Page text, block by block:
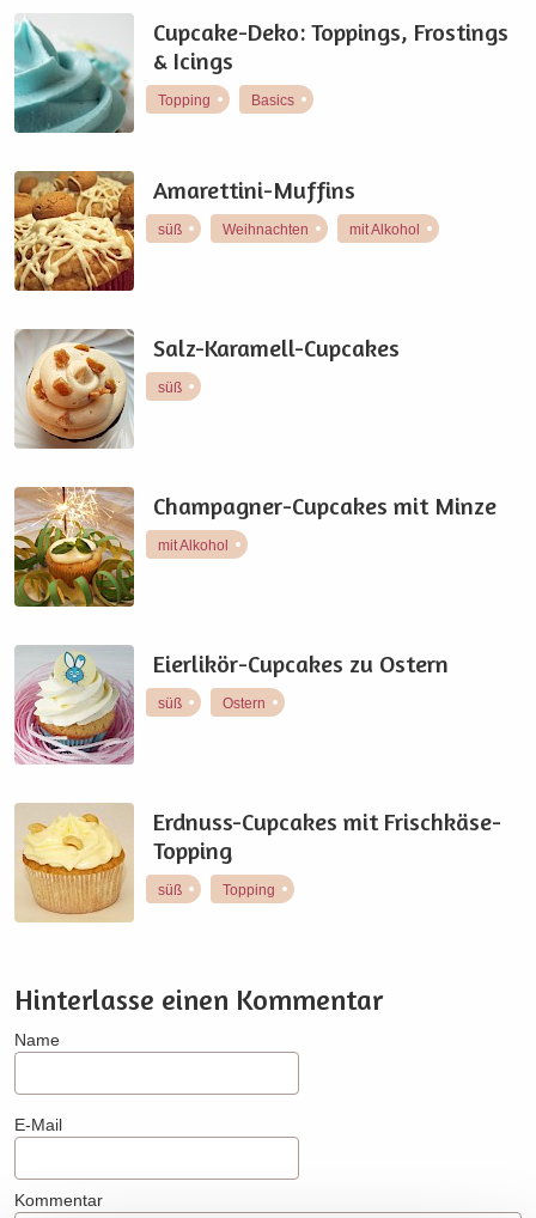
Cupcake-Deko: Toppings, Frostings
& Icings
Topping Basics
Amarettini-Muffins
süß Weihnachten mit Alkohol
Salz-Karamell-Cupcakes
süß
Champagner-Cupcakes mit Minze
mit Alkohol
Eierlikör-Cupcakes zu Ostern
süß Ostern
Erdnuss-Cupcakes mit Frischkäse-
Topping
süß Topping
Hinterlasse einen Kommentar
Name
E-Mail
Kommentar